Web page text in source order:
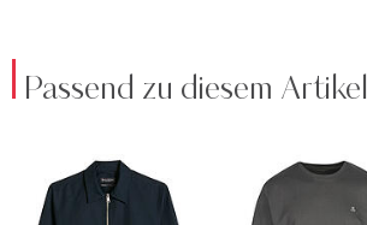
Passend zu diesem Artikel